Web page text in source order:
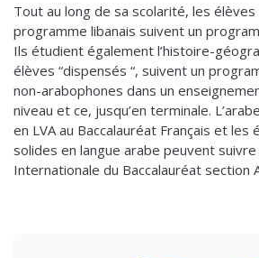
Tout au long de sa scolarité, les élèves
programme libanais suivent un
Ils étudient également l’histoire-
élèves “dispensés “, suivent un
non-arabophones dans un
niveau et ce, jusqu’en terminale.
en LVA au Baccalauréat Français et les
solides en langue arabe peuvent suivre
Internationale du Baccalauréat section